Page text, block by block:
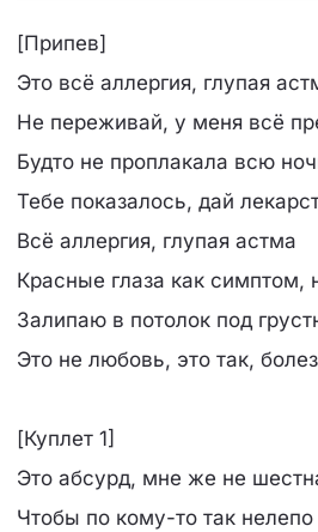
[Припев]
Это всё аллергия, глупая
Не переживай, у меня всё
Будто не проплакала всю
Тебе показалось, дай
Всё аллергия, глупая астма
Красные глаза как симптом,
Залипаю в потолок под
Это не любовь, это так,
[Куплет 1]
Это абсурд, мне же не
Чтобы по кому-то так нелепо